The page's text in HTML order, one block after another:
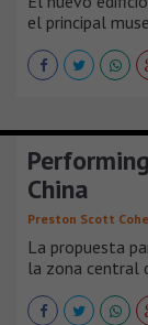
el principal
China
Preston Scott
La propuesta
la zona central